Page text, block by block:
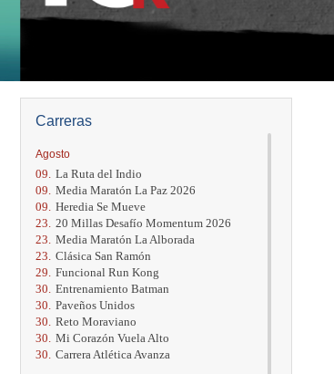
Carreras
Agosto
09. La Ruta del Indio
09. Media Maratón La Paz 2026
09. Heredia Se Mueve
23. 20 Millas Desafío Momentum 2026
23. Media Maratón La Alborada
23. Clásica San Ramón
29. Funcional Run Kong
30. Entrenamiento Batman
30. Paveños Unidos
30. Reto Moraviano
30. Mi Corazón Vuela Alto
30. Carrera Atlética Avanza